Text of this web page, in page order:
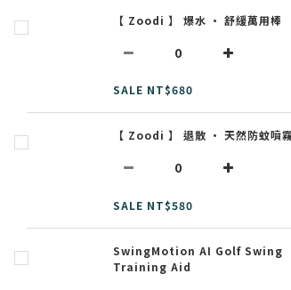
【 Zoodi 】 爆水 • 舒緩萬用棒
SALE NT$680
【 Zoodi 】 退散 • 天然防蚊噴
SALE NT$580
SwingMotion AI Golf Swing
Training Aid